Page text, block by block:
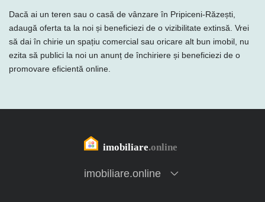
Dacă ai un teren sau o casă de vânzare în Pripiceni-Răzești,
adaugă oferta ta la noi și beneficiezi de o vizibilitate extinsă. Vrei
să dai în chirie un spațiu comercial sau oricare alt bun imobil, nu
ezita să publici la noi un anunț de închiriere și beneficiezi de o
promovare eficientă online.
imobiliare.online